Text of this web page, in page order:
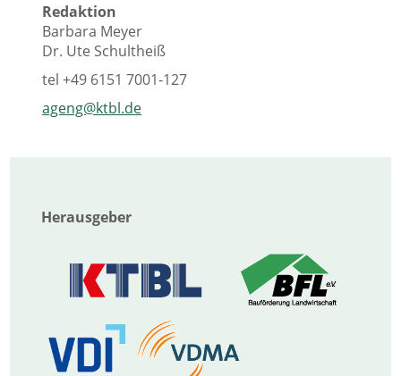
Redaktion
Barbara Meyer
Dr. Ute Schultheiß
tel+49 6151 7001-127
ageng@ktbl.de
Herausgeber